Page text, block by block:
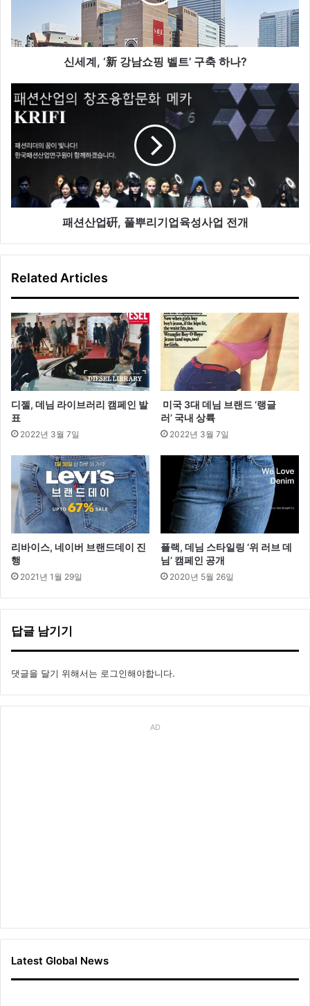
쇼
구
하
나
신세계, ‘新 강남쇼핑 벨트’ 구축 하나?
션
산
硏
리
사
개
패션산업硏, 풀뿌리기업육성사업 전개
Related Articles
디젤, 데님 라이브러리 캠페인 발
표
2022년 3월 7일
미국 3대 데님 브랜드 ‘랭글
러’ 국내 상륙
2022년 3월 7일
리바이스, 네이버 브랜드데이 진
행
2021년 1월 29일
플랙, 데님 스타일링 ‘위 러브 데
님’ 캠페인 공개
2020년 5월 26일
답글 남기기
댓글을 달기 위해서는 로그인해야합니다.
AD
Latest Global News